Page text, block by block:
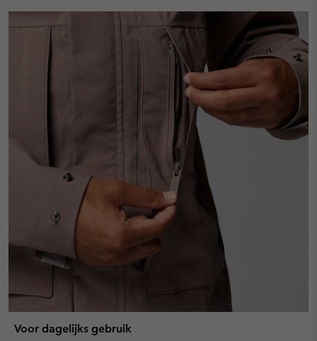
Voor dagelijks gebruik